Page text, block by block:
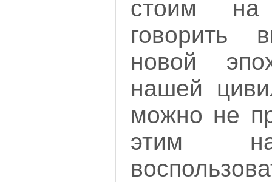
стоим на
говорить
новой
нашей
можно не
этим